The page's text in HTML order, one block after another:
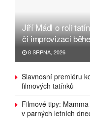
Jiří Mádl o roli
či improvizaci
8 SRPNA, 2026
Slavnosní premiéru
filmových tatínků
Filmové tipy:
v parných letních